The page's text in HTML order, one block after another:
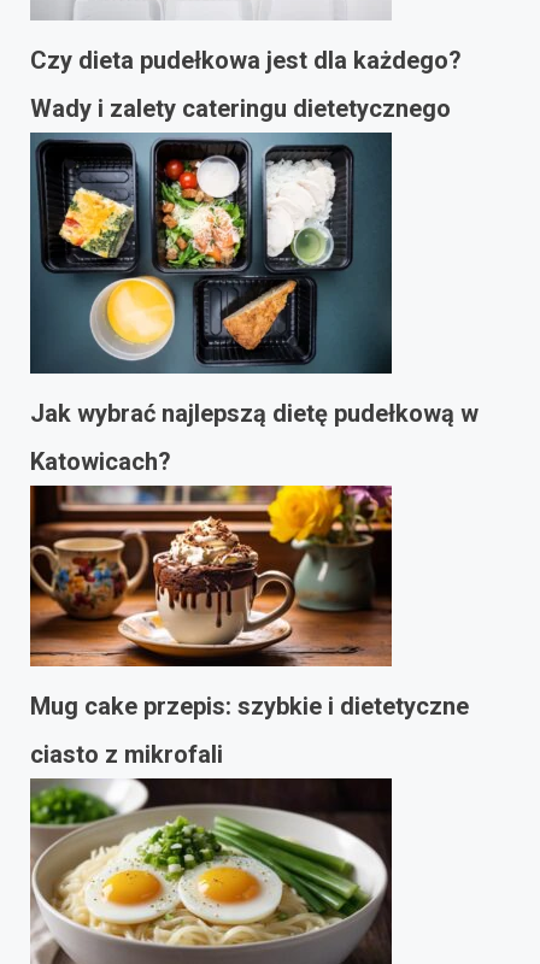
Czy dieta pudełkowa jest dla każdego?
Wady i zalety cateringu dietetycznego
Jak wybrać najlepszą dietę pudełkową w
Katowicach?
Mug cake przepis: szybkie i dietetyczne
ciasto z mikrofali